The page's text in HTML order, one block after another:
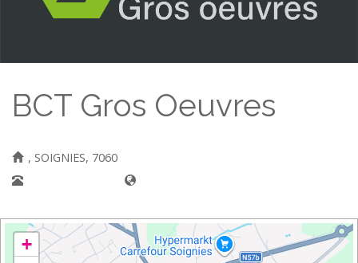
BCT Gros Oeuvres
, SOIGNIES, 7060
+